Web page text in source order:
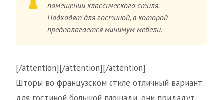
помещении классического стиля.
Подходят для гостиной, в которой
предполагается минимум мебели.
[/attention][/attention][/attention]
Шторы во французском стиле отличный вариант
для гостиной большой площади, они придадут